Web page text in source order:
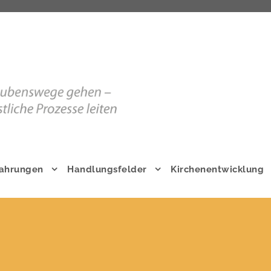
Handlungsfelder Kirchenentwicklung